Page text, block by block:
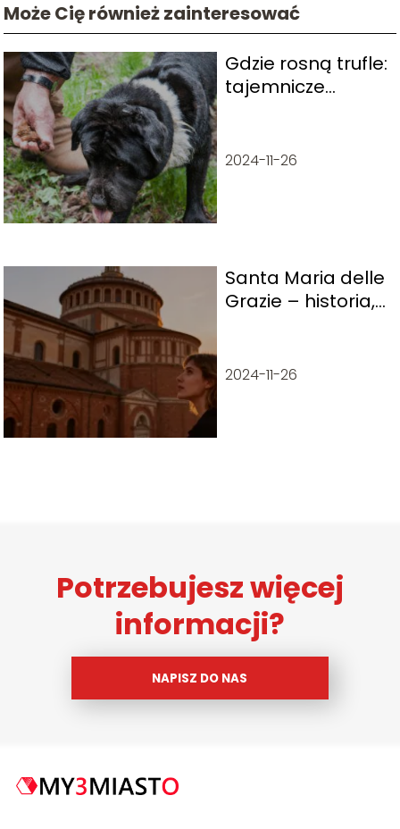
Może Cię również zainteresować
Gdzie rosną trufle:
tajemnicze
2024-11-26
Santa Maria delle
Grazie – historia,
2024-11-26
Potrzebujesz więcej
informacji?
NAPISZ DO NAS